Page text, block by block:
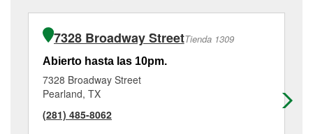
7328 Broadway StreetTienda 1309
Abierto hasta las 10pm.
7328 Broadway Street
Pearland, TX
(281) 485-8062